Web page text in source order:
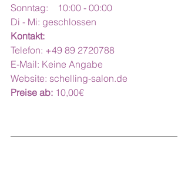
Sonntag:	10:00 - 00:00
Di - Mi: geschlossen
Kontakt:
Telefon: +49 89 2720788
E-Mail: Keine Angabe
Website: schelling-salon.de
Preise ab: 10,00€